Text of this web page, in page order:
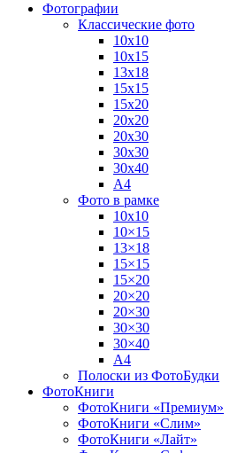
Фотографии
Классические фото
10х10
10х15
13х18
15х15
15х20
20х20
20х30
30х30
30х40
А4
Фото в рамке
10х10
10×15
13×18
15×15
15×20
20×20
20×30
30×30
30×40
A4
Полоски из ФотоБудки
ФотоКниги
ФотоКниги «Премиум»
ФотоКниги «Слим»
ФотоКниги «Лайт»